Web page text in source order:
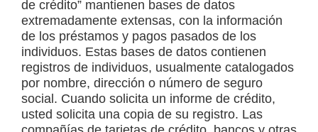
de crédito” mantienen bases de datos
extremadamente extensas, con la información
de los préstamos y pagos pasados de los
individuos. Estas bases de datos contienen
registros de individuos, usualmente catalogados
por nombre, dirección o número de seguro
social. Cuando solicita un informe de crédito,
usted solicita una copia de su registro. Las